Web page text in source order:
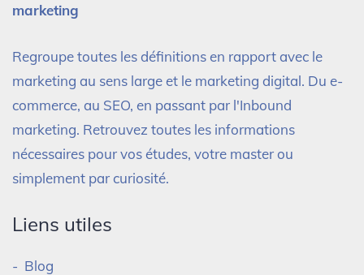
marketing
Regroupe toutes les définitions en rapport avec le
marketing au sens large et le marketing digital. Du e-
commerce, au SEO, en passant par l'Inbound
marketing. Retrouvez toutes les informations
nécessaires pour vos études, votre master ou
simplement par curiosité.
Liens utiles
Blog